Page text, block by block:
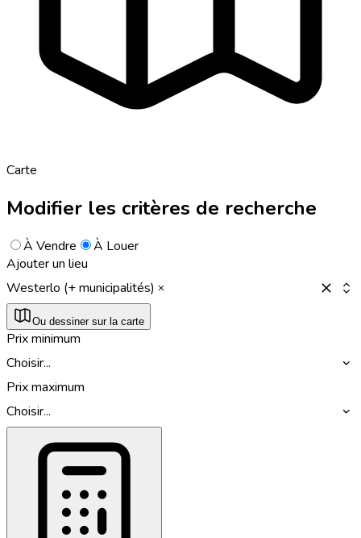
Carte
Modifier les critères de recherche
À Vendre
À Louer
Ajouter un lieu
Westerlo (+ municipalités)
Ou dessiner sur la carte
Prix minimum
Choisir...
Prix maximum
Choisir...